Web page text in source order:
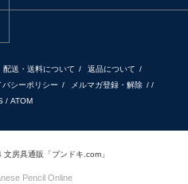
配送・送料について / 返品について /
バシーポリシー / メルマガ登録・解除 / /
/ ATOM
房具通販「ブンドキ.com」
Pencil Online